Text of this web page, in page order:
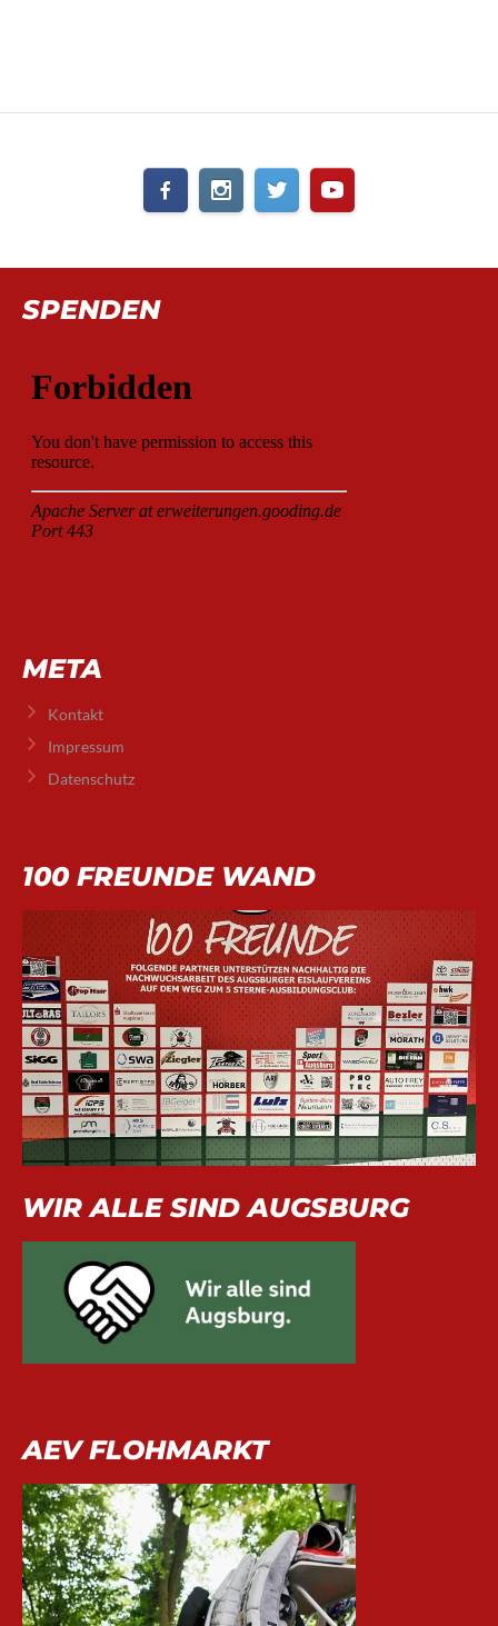
SPENDEN
META
Kontakt
Impressum
Datenschutz
100 FREUNDE WAND
WIR ALLE SIND AUGSBURG
AEV FLOHMARKT